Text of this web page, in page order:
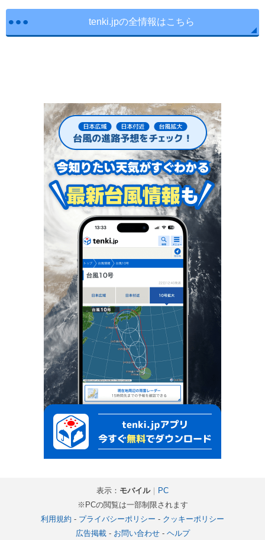
tenki.jpの全情報はこちら
表示： モバイル｜ PC
※PCの閲覧は一部制限されます
利用規約 - プライバシーポリシー - クッキーポリシー
広告掲載- お問い合わせ- ヘルプ